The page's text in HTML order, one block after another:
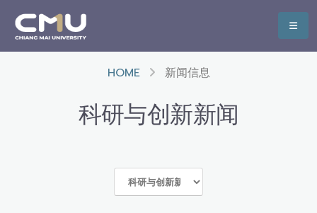
HOME 新闻信息
科研与创新新闻